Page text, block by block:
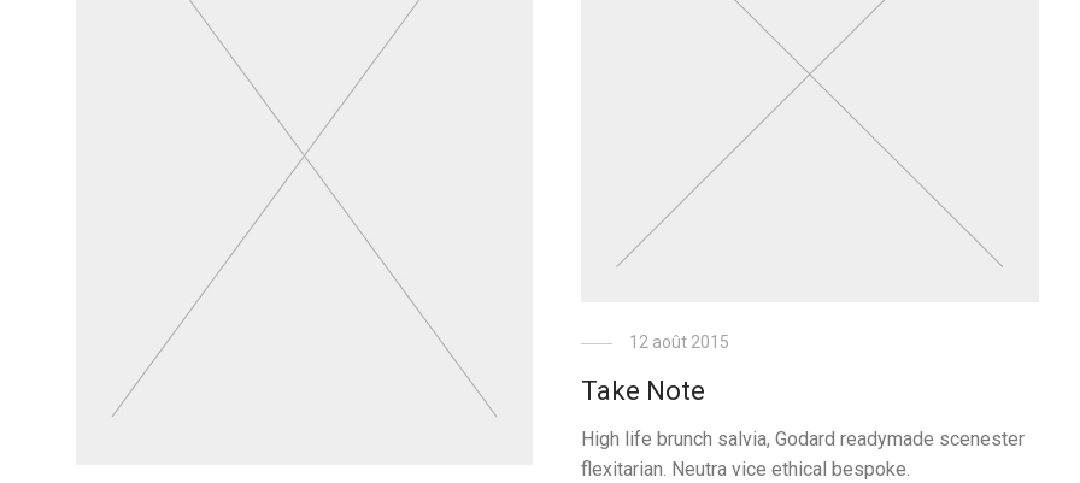
12 août 2015
Take Note
High life brunch salvia, Godard readymade scenester
flexitarian. Neutra vice ethical bespoke.